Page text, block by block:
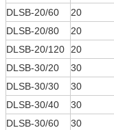
DLSB-20/60
20
DLSB-20/80
20
DLSB-20/120
20
DLSB-30/20
30
DLSB-30/30
30
DLSB-30/40
30
DLSB-30/60
30